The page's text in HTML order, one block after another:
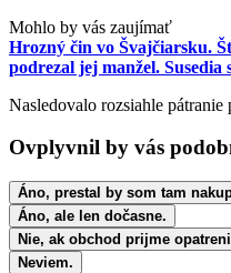
Mohlo by vás zaujímať
Hrozný čin vo Švajčiarsku.
podrezal jej manžel. Susedia
Nasledovalo rozsiahle
Ovplyvnil by vás
Áno, prestal by som tam
Áno, ale len dočasne.
Nie, ak obchod prijme
Neviem.